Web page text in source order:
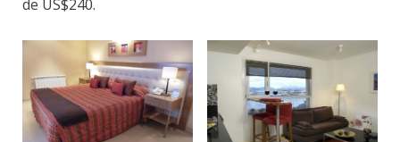
de US$240.